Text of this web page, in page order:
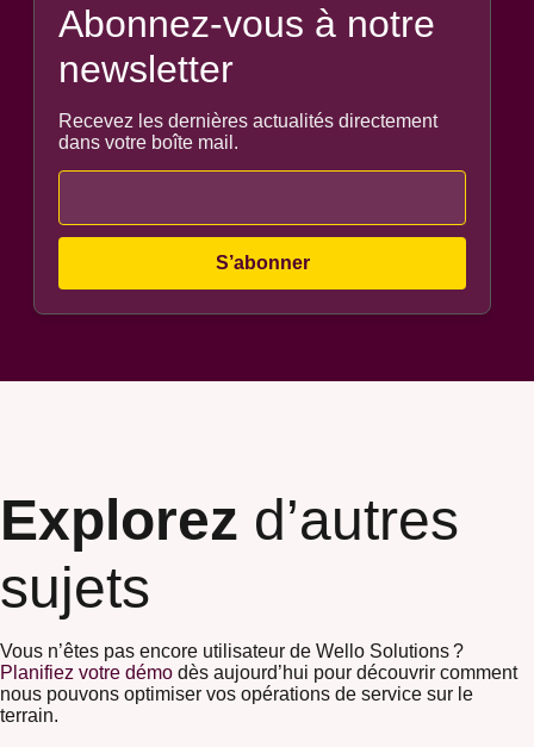
Abonnez-vous à notre
newsletter
Recevez les dernières actualités directement
dans votre boîte mail.
Explorez d’autres
sujets
Vous n’êtes pas encore utilisateur de Wello Solutions ?
Planifiez votre démo dès aujourd’hui pour découvrir comment
nous pouvons optimiser vos opérations de service sur le
terrain.